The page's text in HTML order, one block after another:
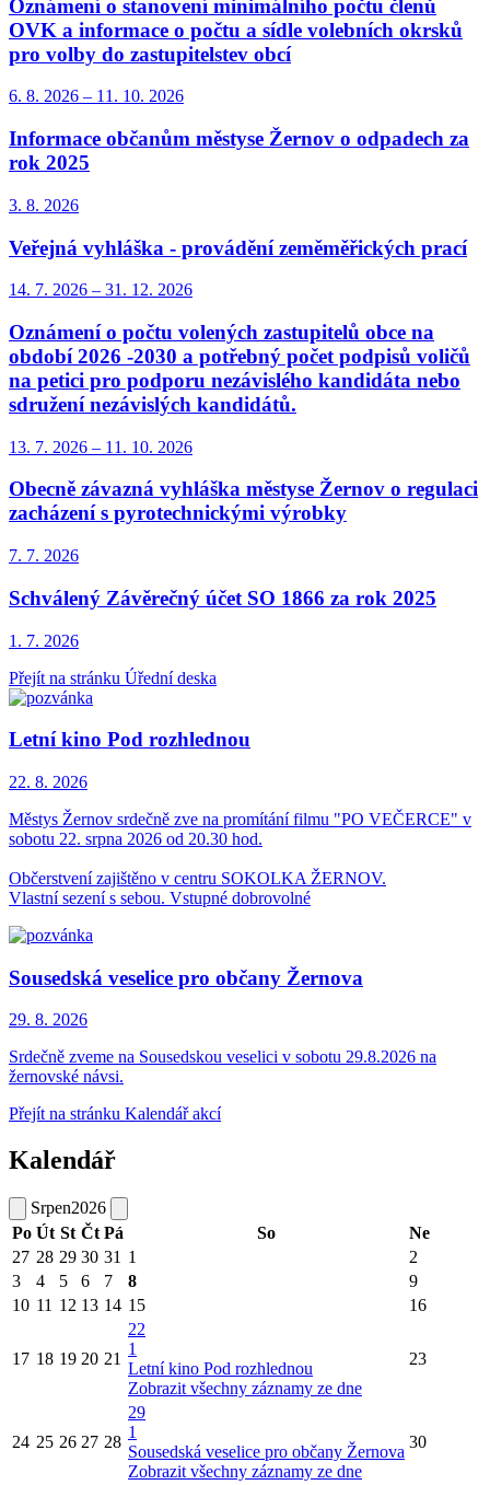
Oznámení o stanovení minimálního počtu členů
OVK a informace o počtu a sídle volebních okrsků
pro volby do zastupitelstev obcí
6. 8. 2026 – 11. 10. 2026
Informace občanům městyse Žernov o odpadech za
rok 2025
3. 8. 2026
Veřejná vyhláška - provádění zeměměřických prací
14. 7. 2026 – 31. 12. 2026
Oznámení o počtu volených zastupitelů obce na
období 2026 -2030 a potřebný počet podpisů voličů
na petici pro podporu nezávislého kandidáta nebo
sdružení nezávislých kandidátů.
13. 7. 2026 – 11. 10. 2026
Obecně závazná vyhláška městyse Žernov o regulaci
zacházení s pyrotechnickými výrobky
7. 7. 2026
Schválený Závěrečný účet SO 1866 za rok 2025
1. 7. 2026
Přejít na stránku Úřední deska
Letní kino Pod rozhlednou
22. 8. 2026
Městys Žernov srdečně zve na promítání filmu "PO VEČERCE" v
sobotu 22. srpna 2026 od 20.30 hod.
Občerstvení zajištěno v centru SOKOLKA ŽERNOV.
Vlastní sezení s sebou. Vstupné dobrovolné
Sousedská veselice pro občany Žernova
29. 8. 2026
Srdečně zveme na Sousedskou veselici v sobotu 29.8.2026 na
žernovské návsi.
Přejít na stránku Kalendář akcí
Kalendář
Srpen2026
Po Út St Čt Pá So
Ne
27 28 29 30 31 1
2
3
4 5 6 7 8
9
10 11 12 13 14 15 16
17 18 19 20 21
22
1
Letní kino Pod rozhlednou
Zobrazit všechny záznamy ze dne
23
24 25 26 27 28
29
1
Sousedská veselice pro občany Žernova
Zobrazit všechny záznamy ze dne
30